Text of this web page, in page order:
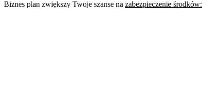
Biznes plan zwiększy Twoje szanse na zabezpieczenie środków: